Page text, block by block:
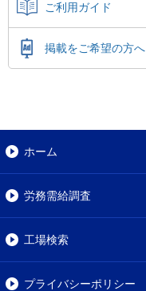
ご利用ガイド
掲載をご希望の方へ
ホーム
労務需給調査
工場検索
プライバシーポリシー